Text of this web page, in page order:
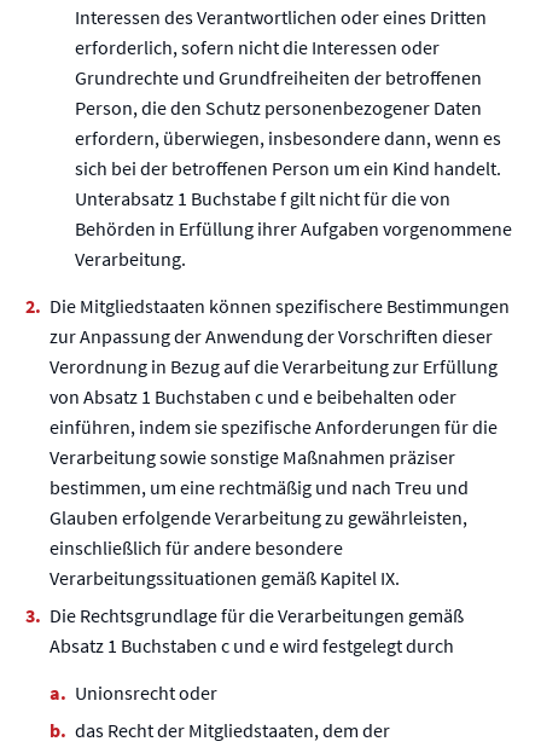
Interessen des Verantwortlichen oder eines Dritten
erforderlich, sofern nicht die Interessen oder
Grundrechte und Grundfreiheiten der betroffenen
Person, die den Schutz personenbezogener Daten
erfordern, überwiegen, insbesondere dann, wenn es
sich bei der betroffenen Person um ein Kind handelt.
Unterabsatz 1 Buchstabe f gilt nicht für die von
Behörden in Erfüllung ihrer Aufgaben vorgenommene
Verarbeitung.
Die Mitgliedstaaten können spezifischere Bestimmungen
zur Anpassung der Anwendung der Vorschriften dieser
Verordnung in Bezug auf die Verarbeitung zur Erfüllung
von Absatz 1 Buchstaben c und e beibehalten oder
einführen, indem sie spezifische Anforderungen für die
Verarbeitung sowie sonstige Maßnahmen präziser
bestimmen, um eine rechtmäßig und nach Treu und
Glauben erfolgende Verarbeitung zu gewährleisten,
einschließlich für andere besondere
Verarbeitungssituationen gemäß Kapitel IX.
Die Rechtsgrundlage für die Verarbeitungen gemäß
Absatz 1 Buchstaben c und e wird festgelegt durch
Unionsrecht oder
das Recht der Mitgliedstaaten, dem der